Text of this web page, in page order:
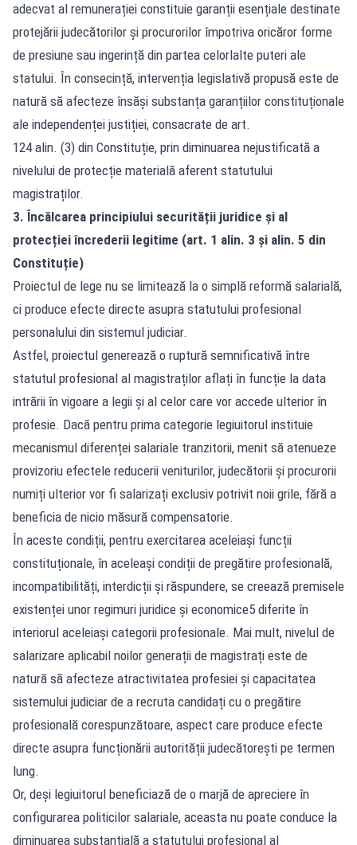
adecvat al remunerației constituie garanții esențiale destinate
protejării judecătorilor și procurorilor împotriva oricăror forme
de presiune sau ingerință din partea celorlalte puteri ale
statului. În consecință, intervenția legislativă propusă este de
natură să afecteze însăși substanța garanțiilor constituționale
ale independenței justiției, consacrate de art.
124 alin. (3) din Constituție, prin diminuarea nejustificată a
nivelului de protecție materială aferent statutului
magistraților.
3. Încălcarea principiului securității juridice și al
protecției încrederii legitime (art. 1 alin. 3 și alin. 5 din
Constituție)
Proiectul de lege nu se limitează la o simplă reformă salarială,
ci produce efecte directe asupra statutului profesional
personalului din sistemul judiciar.
Astfel, proiectul generează o ruptură semnificativă între
statutul profesional al magistraților aflați în funcție la data
intrării în vigoare a legii și al celor care vor accede ulterior în
profesie. Dacă pentru prima categorie legiuitorul instituie
mecanismul diferenței salariale tranzitorii, menit să atenueze
provizoriu efectele reducerii veniturilor, judecătorii și procurorii
numiți ulterior vor fi salarizați exclusiv potrivit noii grile, fără a
beneficia de nicio măsură compensatorie.
În aceste condiții, pentru exercitarea aceleiași funcții
constituționale, în aceleași condiții de pregătire profesională,
incompatibilități, interdicții și răspundere, se creează premisele
existenței unor regimuri juridice și economice5 diferite în
interiorul aceleiași categorii profesionale. Mai mult, nivelul de
salarizare aplicabil noilor generații de magistrați este de
natură să afecteze atractivitatea profesiei și capacitatea
sistemului judiciar de a recruta candidați cu o pregătire
profesională corespunzătoare, aspect care produce efecte
directe asupra funcționării autorității judecătorești pe termen
lung.
Or, deși legiuitorul beneficiază de o marjă de apreciere în
configurarea politicilor salariale, aceasta nu poate conduce la
diminuarea substanțială a statutului profesional al